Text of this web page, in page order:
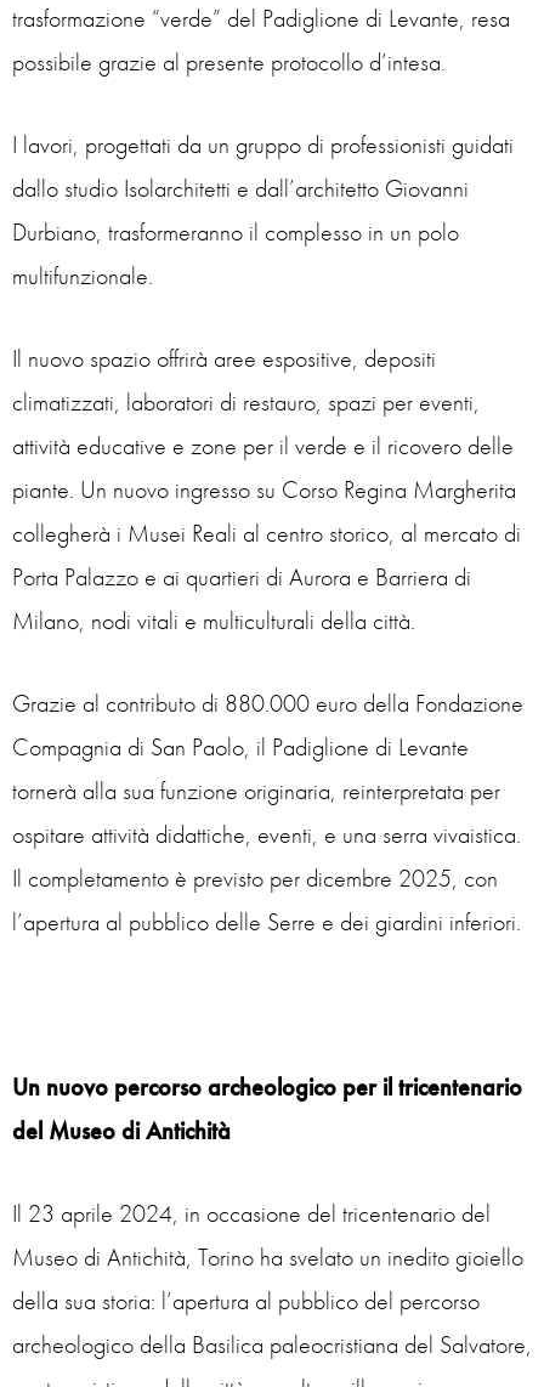
trasformazione “verde” del Padiglione di Levante, resa
possibile grazie al presente protocollo d’intesa.
I lavori, progettati da un gruppo di professionisti guidati
dallo studio Isolarchitetti e dall’architetto Giovanni
Durbiano, trasformeranno il complesso in un polo
multifunzionale.
Il nuovo spazio offrirà aree espositive, depositi
climatizzati, laboratori di restauro, spazi per eventi,
attività educative e zone per il verde e il ricovero delle
piante. Un nuovo ingresso su Corso Regina Margherita
collegherà i Musei Reali al centro storico, al mercato di
Porta Palazzo e ai quartieri di Aurora e Barriera di
Milano, nodi vitali e multiculturali della città.
Grazie al contributo di 880.000 euro della Fondazione
Compagnia di San Paolo, il Padiglione di Levante
tornerà alla sua funzione originaria, reinterpretata per
ospitare attività didattiche, eventi, e una serra vivaistica.
Il completamento è previsto per dicembre 2025, con
l’apertura al pubblico delle Serre e dei giardini inferiori.
Un nuovo percorso archeologico per il tricentenario
del Museo di Antichità
Il 23 aprile 2024, in occasione del tricentenario del
Museo di Antichità, Torino ha svelato un inedito gioiello
della sua storia: l’apertura al pubblico del percorso
archeologico della Basilica paleocristiana del Salvatore,